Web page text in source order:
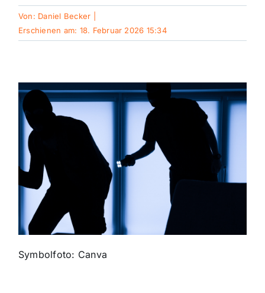
Kultur
Mein Stadtteil
Galerie
Verkehrsmeldungen
Polizeimeldungen
Themen und Termine
Von: Daniel Becker
Erschienen am: 18. Februar 2026 15:34
Symbolfoto: Canva